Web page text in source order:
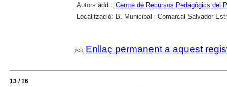
Autors add.: Centre de Recursos Pedagògics del
Localització: B. Municipal i Comarcal Salvador
Enllaç permanent a aquest
13 / 16